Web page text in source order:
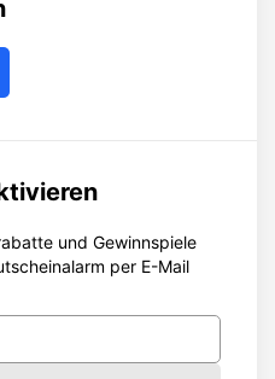
und Gewinnspiele
per E-Mail